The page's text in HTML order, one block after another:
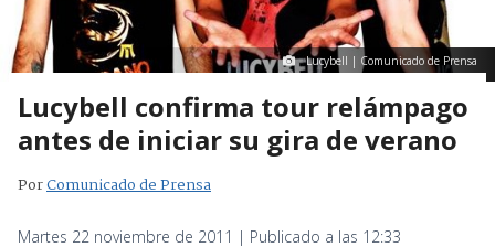
Lucybell | Comunicado de Prensa
Lucybell confirma tour relámpago
antes de iniciar su gira de verano
PorComunicado de Prensa
Martes 22 noviembre de 2011 | Publicado a las 12:33